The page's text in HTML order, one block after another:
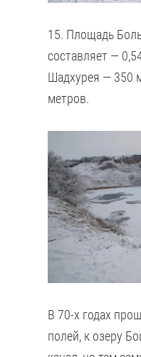
15. Площадь
составляет —
Шадхурея — 350
метров.
В 70-х годах
полей, к озеру